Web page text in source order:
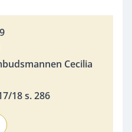
Cecilia
18 s. 286